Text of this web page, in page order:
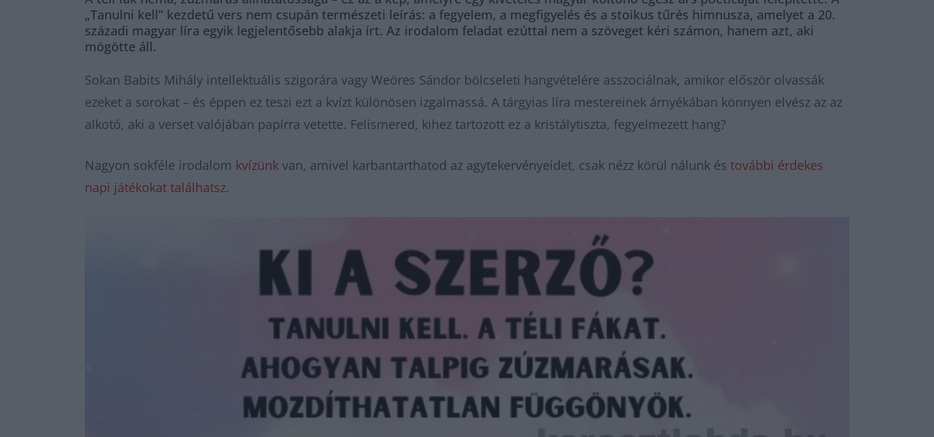
„Tanulni kell” kezdetű vers nem csupán természeti leírás: a fegyelem, a megfigyelés és a stoikus tűrés himnusza, amelyet a 20.
századi magyar líra egyik legjelentősebb alakja írt. Az irodalom feladat ezúttal nem a szöveget kéri számon, hanem azt, aki
mögötte áll.
Sokan Babits Mihály intellektuális szigorára vagy Weöres Sándor bölcseleti hangvételére asszociálnak, amikor először olvassák
ezeket a sorokat – és éppen ez teszi ezt a kvízt különösen izgalmassá. A tárgyias líra mestereinek árnyékában könnyen elvész az az
alkotó, aki a verset valójában papírra vetette. Felismered, kihez tartozott ez a kristálytiszta, fegyelmezett hang?
Nagyon sokféle irodalom kvízünk van, amivel karbantarthatod az agytekervényeidet, csak nézz körül nálunk és további érdekes
napi játékokat találhatsz.